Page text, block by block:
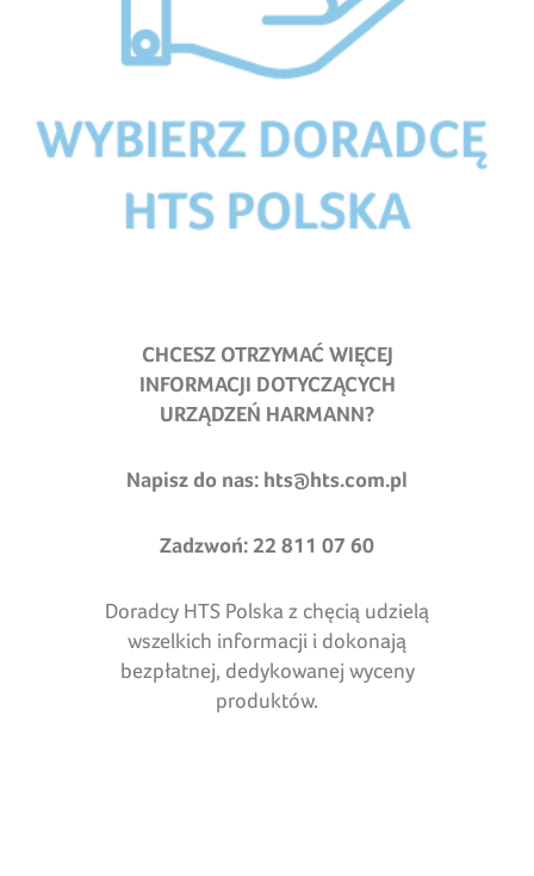
CHCESZ OTRZYMAĆ WIĘCEJ
INFORMACJI DOTYCZĄCYCH
URZĄDZEŃ HARMANN?
Napisz do nas: hts@hts.com.pl
Zadzwoń: 22 811 07 60
Doradcy HTS Polska z chęcią udzielą
wszelkich informacji i dokonają
bezpłatnej, dedykowanej wyceny
produktów.